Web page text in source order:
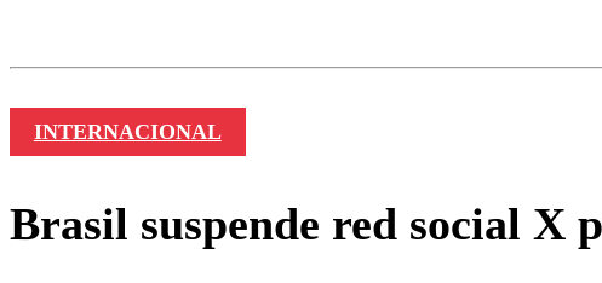
INTERNACIONAL
Brasil suspende red social X